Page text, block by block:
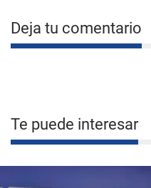
Deja tu comentario
Te puede interesar